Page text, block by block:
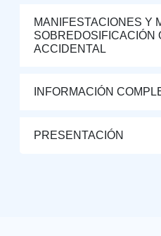
MANIFESTACIONES Y
SOBREDOSIFICACIÓN
ACCIDENTAL
INFORMACIÓN
PRESENTACIÓN